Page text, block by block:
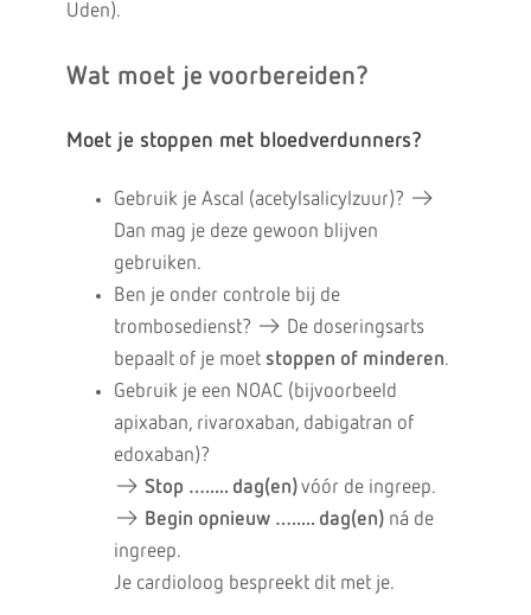
Uden).
Wat moet je voorbereiden?
Moet je stoppen met bloedverdunners?
Gebruik je Ascal (acetylsalicylzuur)? →
Dan mag je deze gewoon blijven
gebruiken.
Ben je onder controle bij de
trombosedienst? → De doseringsarts
bepaalt of je moet stoppen of minderen.
Gebruik je een NOAC (bijvoorbeeld
apixaban, rivaroxaban, dabigatran of
edoxaban)?
→ Stop …..... dag(en)vóór de ingreep.
→ Begin opnieuw …..... dag(en)ná de
ingreep.
Je cardioloog bespreekt dit met je.